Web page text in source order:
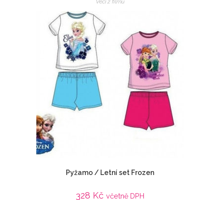
Veci z filmu
Pyžamo / Letní set Frozen
328 Kč včetně DPH